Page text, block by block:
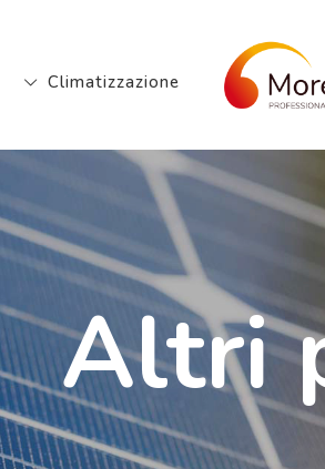
Climatizzazione
Altri